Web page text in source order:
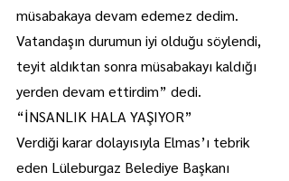
müsabakaya devam edemez dedim.
Vatandaşın durumun iyi olduğu söylendi,
teyit aldıktan sonra müsabakayı kaldığı
yerden devam ettirdim” dedi.
“İNSANLIK HALA YAŞIYOR”
Verdiği karar dolayısıyla Elmas’ı tebrik
eden Lüleburgaz Belediye Başkanı